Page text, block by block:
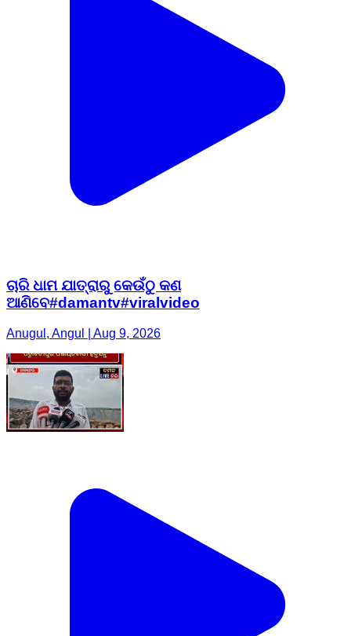
ଚାରି ଧାମ ଯାତ୍ରାରୁ କେଉଁଠୁ କଣ
ଆଣିବେ#damantv#viralvideo
Anugul, Angul | Aug 9, 2026